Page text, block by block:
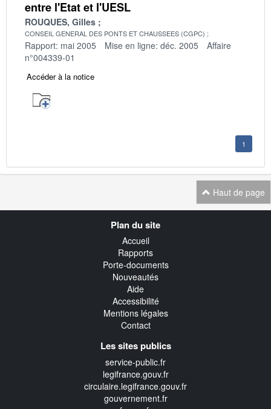
entre l'Etat et l'UESL
ROUQUES, Gilles
CONSEIL GENERAL DES PONTS ET CHAUSSEES (CGPC)
Rapport: mai 2005 Mise en ligne: déc. 2005
Affaire
n°004339-01
Accéder à la notice
1
Haut de page
Plan du site
Accueil
Rapports
Porte-documents
Nouveautés
Aide
Accessibilité
Mentions légales
Contact
Les sites publics
service-public.fr
legifrance.gouv.fr
circulaire.legifrance.gouv.fr
gouvernement.fr